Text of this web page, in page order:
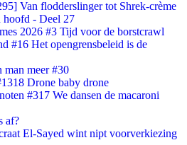
Van flodderslinger tot Shrek-crème
hoofd - Deel 27
2026 #3 Tijd voor de borstcrawl
#16 Het opengrensbeleid is de
meer #30
Drone baby drone
#317 We dansen de macaroni
af?
El-Sayed wint nipt voorverkiezing